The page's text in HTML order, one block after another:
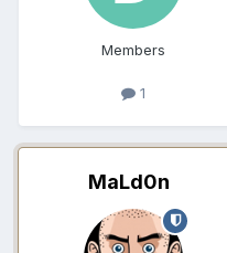
Members
1
MaLd0n